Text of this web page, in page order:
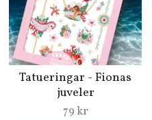
Tatueringar - Fionas
juveler
79 kr